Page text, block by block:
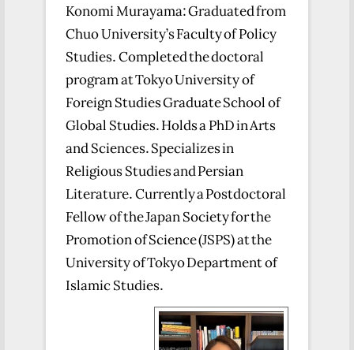
Konomi Murayama: Graduated from
Chuo University’s Faculty of Policy
Studies. Completed the doctoral
program at Tokyo University of
Foreign Studies Graduate School of
Global Studies. Holds a PhD in Arts
and Sciences. Specializes in
Religious Studies and Persian
Literature. Currently a Postdoctoral
Fellow of the Japan Society for the
Promotion of Science (JSPS) at the
University of Tokyo Department of
Islamic Studies.